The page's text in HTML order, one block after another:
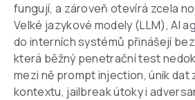
fungují, a zároveň otevírá zcela
Velké jazykové modely (LLM), AI
do interních systémů přinášejí
která běžný penetrační test
mezi ně prompt injection, únik dat
kontextu, jailbreak útoky i